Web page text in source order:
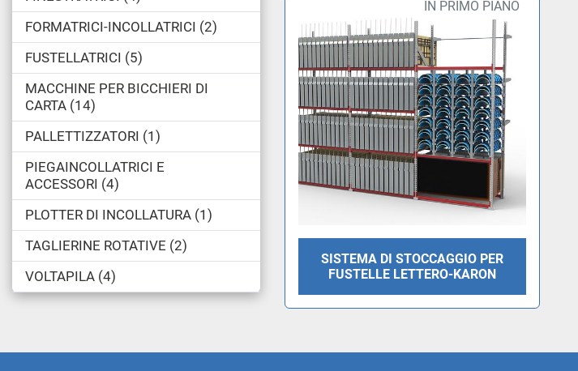
FORMATRICI-INCOLLATRICI 2
FUSTELLATRICI
5
MACCHINE PER BICCHIERI DI
CARTA 14
PALLETTIZZATORI
1
PIEGAINCOLLATRICI E
ACCESSORI 4
PLOTTER DI INCOLLATURA 1
TAGLIERINE ROTATIVE 2
VOLTAPILA 4
IN PRIMO PIANO
SISTEMA DI STOCCAGGIO PER
FUSTELLE LETTERO-KARON